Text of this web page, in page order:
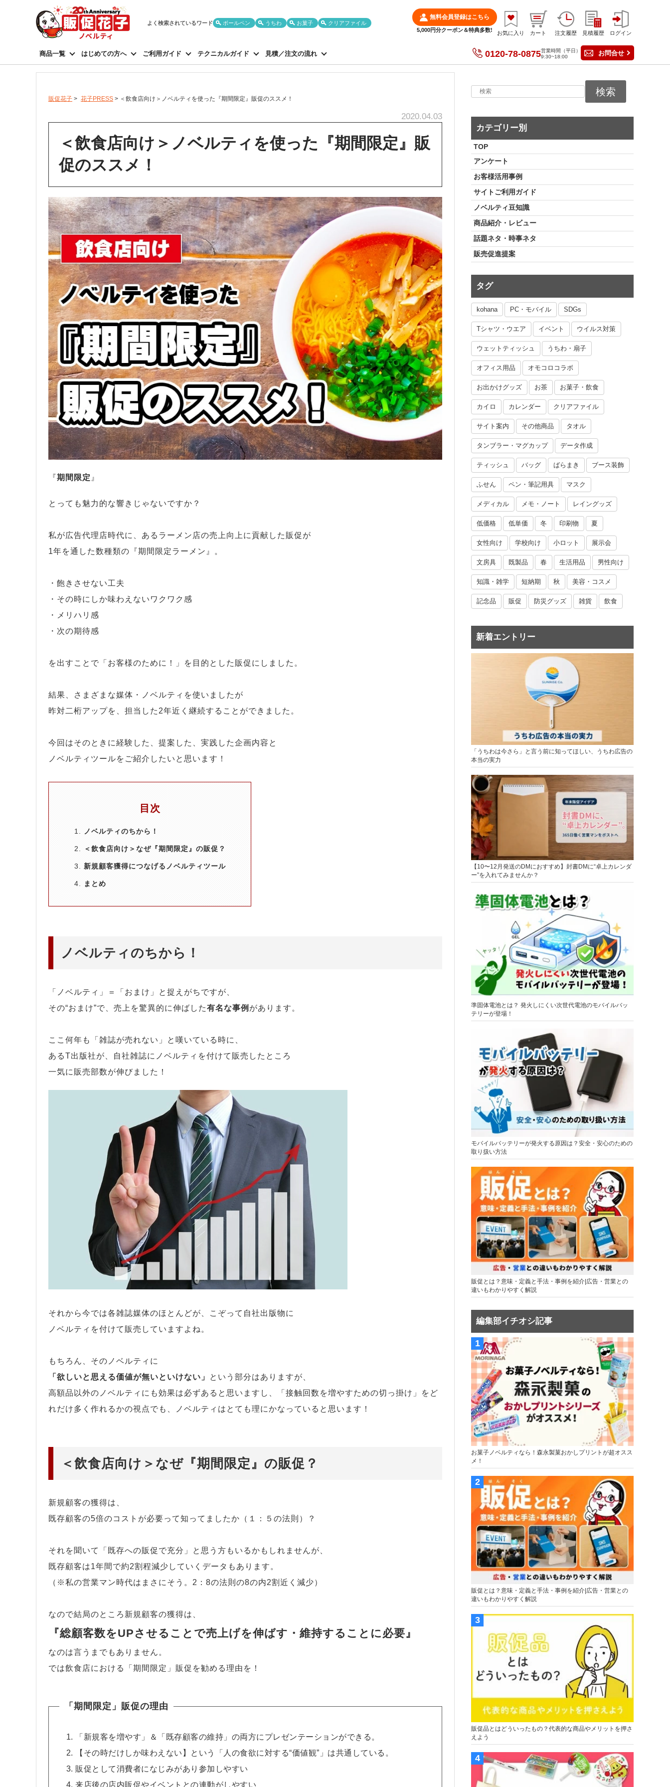
よく検索されているワード ボールペン うちわ お菓子 クリアファイル
無料会員登録はこちら
5,000円分クーポン＆特典多数! お気に入り カート 注文履歴 見積履歴 ログイン
商品一覧 はじめての方へ ご利用ガイド テクニカルガイド 見積／注文の流れ 0120-78-0875営業時間（平日）
9:30~18:00
お問合せ
販促花子 > 花子PRESS > ＜飲食店向け＞ノベルティを使った『期間限定』販促のススメ！
2020.04.03
＜飲食店向け＞ノベルティを使った『期間限定』販
促のススメ！
『期間限定 』
とっても魅力的な響きじゃないですか？
私が広告代理店時代に、あるラーメン店の売上向上に貢献した販促が
1年を通した数種類の『期間限定ラーメン』。
・飽きさせない工夫
・その時にしか味わえないワクワク感
・メリハリ感
・次の期待感
を出すことで「お客様のために！」を目的とした販促にしました。
結果、さまざまな媒体・ノベルティを使いましたが
昨対二桁アップを、担当した2年近く継続することができました。
今回はそのときに経験した、提案した、実践した企画内容と
ノベルティツールをご紹介したいと思います！
目次
ノベルティのちから！
＜飲食店向け＞なぜ『期間限定』の販促？
新規顧客獲得につなげるノベルティツール
まとめ
ノベルティのちから！
「ノベルティ」＝「おまけ」と捉えがちですが、
その“おまけ”で、売上を驚異的に伸ばした有名な事例 があります。
ここ何年も「雑誌が売れない」と嘆いている時に、
あるT出版社が、自社雑誌にノベルティを付けて販売したところ
一気に販売部数が伸びました！
それから今では各雑誌媒体のほとんどが、こぞって自社出版物に
ノベルティを付けて販売していますよね。
もちろん、そのノベルティに
「欲しいと思える価値が無いといけない」
という部分はありますが、
高額品以外のノベルティにも効果は必ずあると思いますし、「接触回数を増やすための切っ掛け」をど
れだけ多く作れるかの視点でも、ノベルティはとても理にかなっていると思います！
＜飲食店向け＞なぜ『期間限定』の販促？
新規顧客の獲得は、
既存顧客の5倍のコストが必要って知ってましたか（１：５の法則）？
それを聞いて「既存への販促で充分」と思う方もいるかもしれませんが、
既存顧客は1年間で約2割程減少していくデータもあります。
（※私の営業マン時代はまさにそう。2：8の法則の8の内2割近く減少）
なので結局のところ新規顧客の獲得は、
『総顧客数をUPさせることで売上げを伸ばす・維持することに必要』
なのは言うまでもありません。
では飲食店における「期間限定」販促を勧める理由を！
「期間限定」販促の理由
「新規客を増やす」＆「既存顧客の維持」の両方にプレゼンテーションができる。
【その時だけしか味わえない】という「人の食欲に対する“価値観”」は共通している。
販促として消費者になじみがあり参加しやすい
来店後の店内販促やイベントとの連動がしやすい
検索
カテゴリー別
TOP
アンケート
お客様活用事例
サイトご利用ガイド
ノベルティ豆知識
商品紹介・レビュー
話題ネタ・時事ネタ
販売促進提案
タグ
kohana PC・モバイル SDGs
Tシャツ・ウエア イベント ウイルス対策
ウェットティッシュ うちわ・扇子
オフィス用品 オモコロコラボ
お出かけグッズ お茶 お菓子・飲食
カイロ カレンダー クリアファイル
サイト案内 その他商品 タオル
タンブラー・マグカップ データ作成
ティッシュ バッグ ばらまき ブース装飾
ふせん ペン・筆記用具 マスク
メディカル メモ・ノート レイングッズ
低価格 低単価 冬 印刷物 夏
女性向け 学校向け 小ロット 展示会
文房具 既製品 春 生活用品 男性向け
知識・雑学 短納期 秋 美容・コスメ
記念品 販促 防災グッズ 雑貨 飲食
新着エントリー
「うちわは今さら」と言う前に知ってほしい、うちわ広告の
本当の実力
【10〜12月発送のDMにおすすめ】封書DMに“卓上カレンダ
ー”を入れてみませんか？
準固体電池とは？ 発火しにくい次世代電池のモバイルバッ
テリーが登場！
モバイルバッテリーが発火する原因は？安全・安心のための
取り扱い方法
販促とは？意味・定義と手法・事例を紹介|広告・営業との
違いもわかりやすく解説
編集部イチオシ記事
お菓子ノベルティなら！森永製菓おかしプリントが超オスス
メ！
販促とは？意味・定義と手法・事例を紹介|広告・営業との
違いもわかりやすく解説
販促品とはどういったもの？代表的な商品やメリットを押さ
えよう